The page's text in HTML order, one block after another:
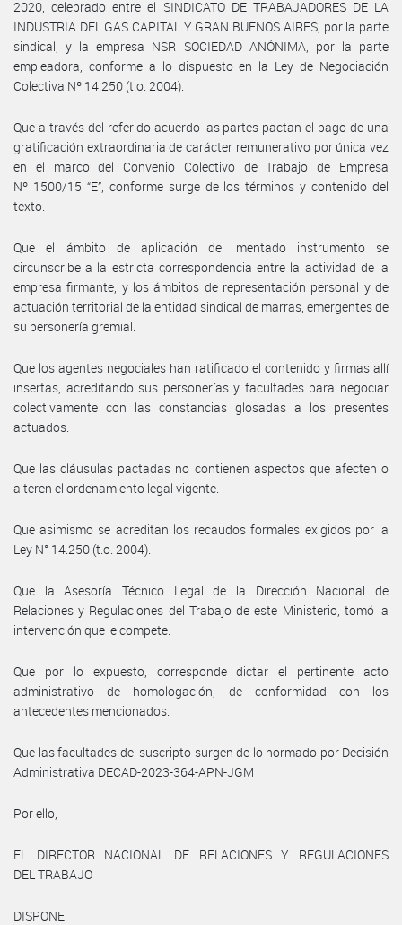
2020, celebrado entre el SINDICATO DE TRABAJADORES DE LA
INDUSTRIA DEL GAS CAPITAL Y GRAN BUENOS AIRES, por la parte
sindical, y la empresa NSR SOCIEDAD ANÓNIMA, por la parte
empleadora, conforme a lo dispuesto en la Ley de Negociación
Colectiva Nº 14.250 (t.o. 2004).
Que a través del referido acuerdo las partes pactan el pago de una
gratificación extraordinaria de carácter remunerativo por única vez
en el marco del Convenio Colectivo de Trabajo de Empresa
Nº 1500/15 “E”, conforme surge de los términos y contenido del
texto.
Que el ámbito de aplicación del mentado instrumento se
circunscribe a la estricta correspondencia entre la actividad de la
empresa firmante, y los ámbitos de representación personal y de
actuación territorial de la entidad sindical de marras, emergentes de
su personería gremial.
Que los agentes negociales han ratificado el contenido y firmas allí
insertas, acreditando sus personerías y facultades para negociar
colectivamente con las constancias glosadas a los presentes
actuados.
Que las cláusulas pactadas no contienen aspectos que afecten o
alteren el ordenamiento legal vigente.
Que asimismo se acreditan los recaudos formales exigidos por la
Ley N° 14.250 (t.o. 2004).
Que la Asesoría Técnico Legal de la Dirección Nacional de
Relaciones y Regulaciones del Trabajo de este Ministerio, tomó la
intervención que le compete.
Que por lo expuesto, corresponde dictar el pertinente acto
administrativo de homologación, de conformidad con los
antecedentes mencionados.
Que las facultades del suscripto surgen de lo normado por Decisión
Administrativa DECAD-2023-364-APN-JGM
Por ello,
EL DIRECTOR NACIONAL DE RELACIONES Y REGULACIONES
DEL TRABAJO
DISPONE: